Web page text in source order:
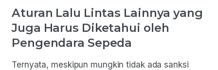
Aturan Lalu Lintas Lainnya yang
Juga Harus Diketahui oleh
Pengendara Sepeda
Ternyata, meskipun mungkin tidak ada sanksi